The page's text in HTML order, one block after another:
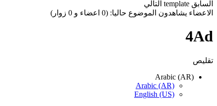
السابق template التالي
الاعضاء يشاهدون الموضوع حاليا: (0 اعضاء و 0 زوار)
4Ad
تقليص
Arabic (AR)
Arabic (AR)
English (US)